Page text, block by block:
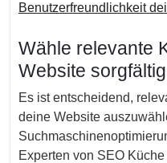
Benutzerfreundlichkeit
Wähle relevante
Website
Es ist entscheidend,
deine Website
Experten von SEO